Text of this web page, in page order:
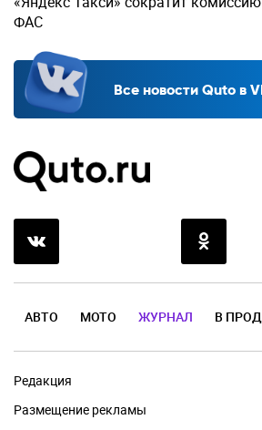
ФАС
Все новости Quto в
АВТО МОТО ЖУРНАЛ В
Редакция
Размещение рекламы